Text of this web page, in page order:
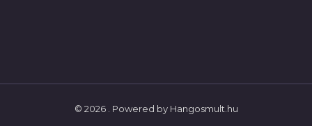
© 2026 . Powered by Hangosmult.hu